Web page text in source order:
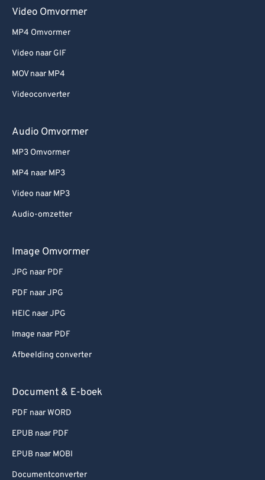
Video Omvormer
MP4 Omvormer
Video naar GIF
MOV naar MP4
Videoconverter
Audio Omvormer
MP3 Omvormer
MP4 naar MP3
Video naar MP3
Audio-omzetter
Image Omvormer
JPG naar PDF
PDF naar JPG
HEIC naar JPG
Image naar PDF
Afbeelding converter
Document & E-boek
PDF naar WORD
EPUB naar PDF
EPUB naar MOBI
Documentconverter